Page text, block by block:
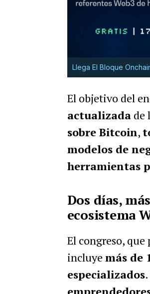
Llega El Bloque
El objetivo del
actualizadade
sobre Bitcoin,
modelos de
herramientas
Dos días,
ecosistema
El congreso,
incluye más de
especializados